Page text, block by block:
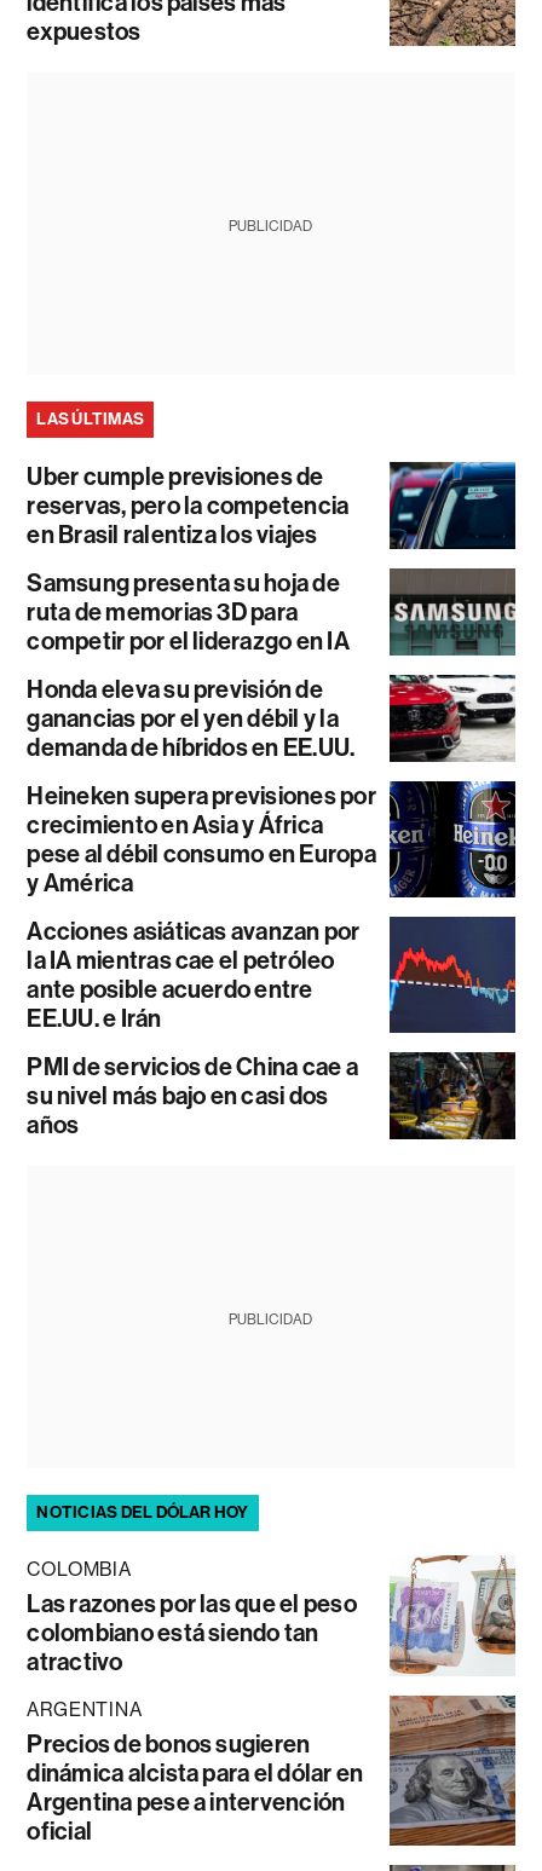
expuestos
PUBLICIDAD
LAS ÚLTIMAS
Uber cumple previsiones de
reservas, pero la competencia
en Brasil ralentiza los viajes
Samsung presenta su hoja de
ruta de memorias 3D para
competir por el liderazgo en IA
Honda eleva su previsión de
ganancias por el yen débil y la
demanda de híbridos en EE.UU.
Heineken supera previsiones por
crecimiento en Asia y África
pese al débil consumo en Europa
y América
Acciones asiáticas avanzan por
la IA mientras cae el petróleo
ante posible acuerdo entre
EE.UU. e Irán
PMI de servicios de China cae a
su nivel más bajo en casi dos
años
PUBLICIDAD
NOTICIAS DEL DÓLAR HOY
COLOMBIA
Las razones por las que el peso
colombiano está siendo tan
atractivo
ARGENTINA
Precios de bonos sugieren
dinámica alcista para el dólar en
Argentina pese a intervención
oficial